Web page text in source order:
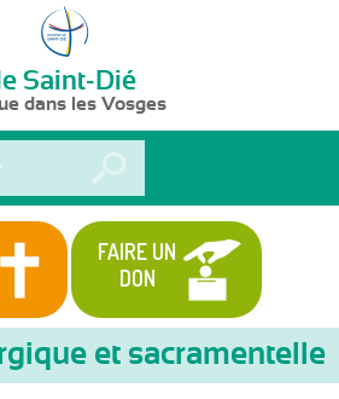
Saint-Dié
dans les Vosges
FAIRE UN
DON
et sacramentelle